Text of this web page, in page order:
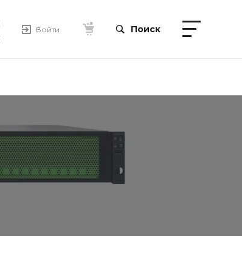
Войти Поиск